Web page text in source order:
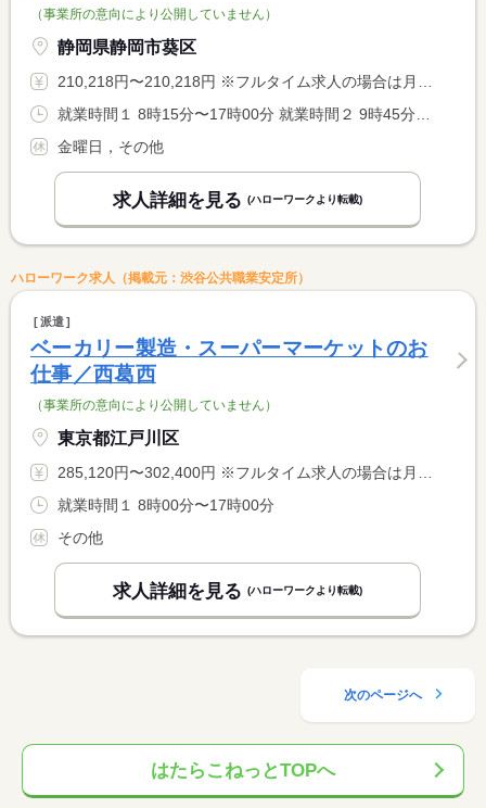
（事業所の意向により公開していません）
静岡県静岡市葵区
210,218円〜210,218円 ※フルタイム求人の場合は月額（換算額）、パート求人の場合は時間額を表示しています。
就業時間１ 8時15分〜17時00分 就業時間２ 9時45分〜18時15分 就業時間に関する特記事項 勤務時間はシフトとなります
金曜日，その他
求人詳細を見る (ハローワークより転載)
ハローワーク求人（掲載元：渋谷公共職業安定所）
派遣
ベーカリー製造・スーパーマーケットのお
仕事／西葛西
（事業所の意向により公開していません）
東京都江戸川区
285,120円〜302,400円 ※フルタイム求人の場合は月額（換算額）、パート求人の場合は時間額を表示しています。
就業時間１ 8時00分〜17時00分
その他
求人詳細を見る (ハローワークより転載)
次のページへ
はたらこねっとTOPへ